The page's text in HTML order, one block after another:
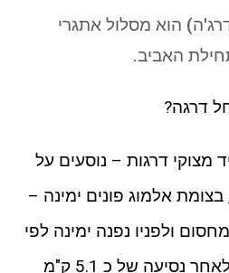
הוא מסלול אתגרי
האביב.
דרגה?
מצוקי דרגות – נוסעים על
בצומת אלמוג פונים ימינה –
עד המחסום ולפניו נפנה ימינה לפי
השילוט למצוקי דרגות ולאחר נסיעה של כ 5.1 ק"מ